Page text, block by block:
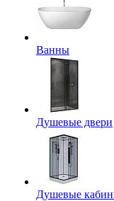
Ванны
Душевые двери
Душевые